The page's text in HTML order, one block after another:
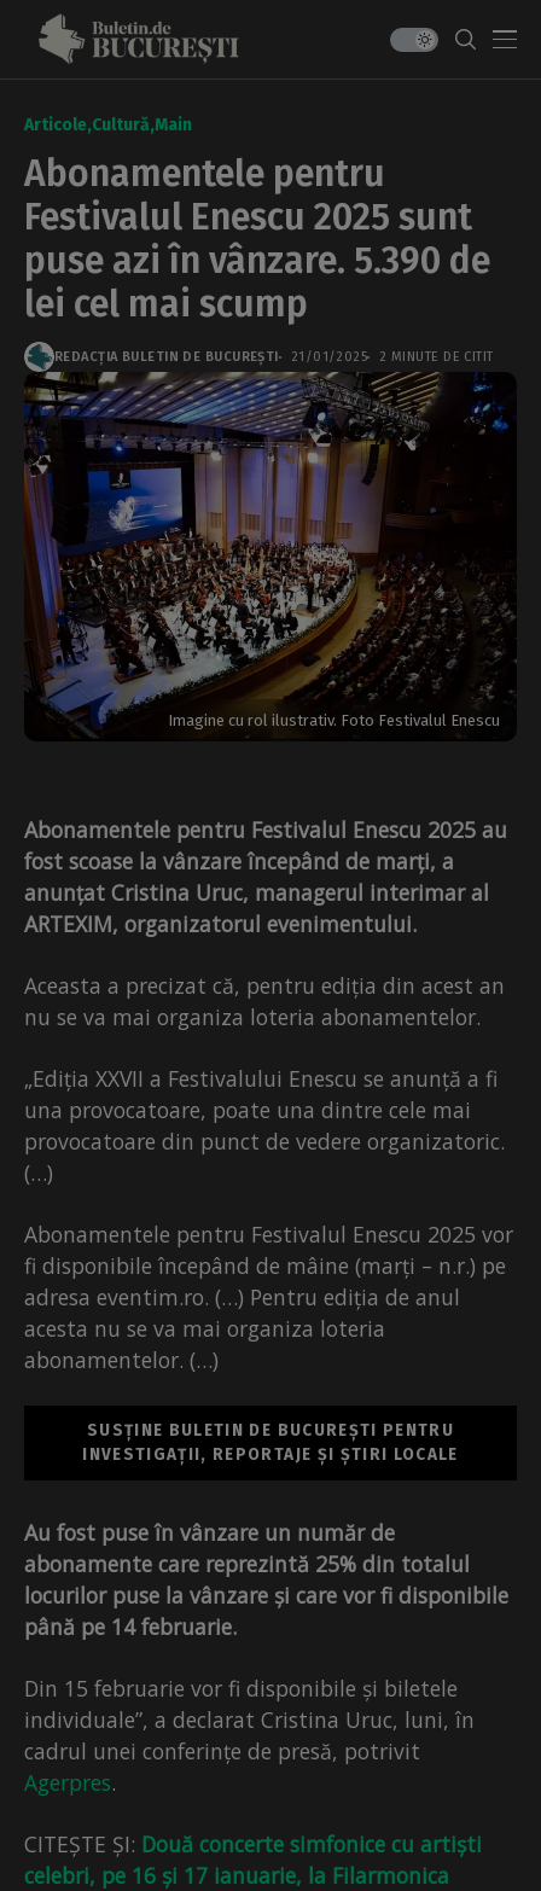
Articole Cultură Main
Abonamentele pentru
Festivalul Enescu 2025 sunt
puse azi în vânzare. 5.390 de
lei cel mai scump
REDACȚIA BULETIN DE BUCUREȘTI 21/01/2025 2 MINUTE DE CITIT
Imagine cu rol ilustrativ. Foto Festivalul Enescu
Abonamentele pentru Festivalul Enescu 2025 au
fost scoase la vânzare începând de marți, a
anunțat Cristina Uruc, managerul interimar al
ARTEXIM, organizatorul evenimentului.
Aceasta a precizat că, pentru ediția din acest an
nu se va mai organiza loteria abonamentelor.
„Ediția XXVII a Festivalului Enescu se anunță a fi
una provocatoare, poate una dintre cele mai
provocatoare din punct de vedere organizatoric.
(…)
Abonamentele pentru Festivalul Enescu 2025 vor
fi disponibile începând de mâine (marți – n.r.) pe
adresa eventim.ro. (…) Pentru ediția de anul
acesta nu se va mai organiza loteria
abonamentelor. (…)
SUSȚINE BULETIN DE BUCUREȘTI PENTRU
INVESTIGAȚII, REPORTAJE ȘI ȘTIRI LOCALE
Au fost puse în vânzare un număr de
abonamente care reprezintă 25% din totalul
locurilor puse la vânzare și care vor fi disponibile
până pe 14 februarie.
Din 15 februarie vor fi disponibile și biletele
individuale”, a declarat Cristina Uruc, luni, în
cadrul unei conferințe de presă, potrivit
Agerpres.
CITEȘTE ȘI: Două concerte simfonice cu artiști
celebri, pe 16 și 17 ianuarie, la Filarmonica